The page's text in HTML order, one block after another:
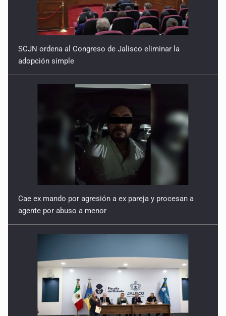
SCJN ordena al Congreso de Jalisco eliminar la
adopción simple
Cae ex mando por agresión a ex pareja y procesan a
agente por abuso a menor